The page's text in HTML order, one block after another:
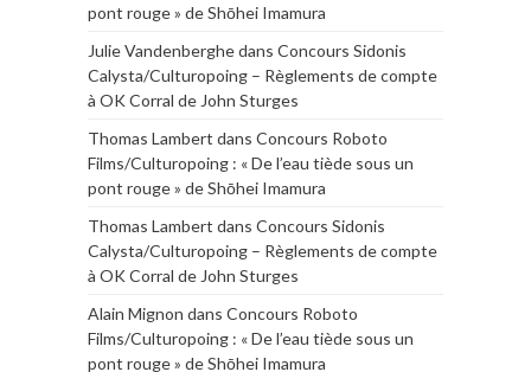
pont rouge » de Shōhei Imamura
Julie Vandenberghedans Concours Sidonis
Calysta/Culturopoing – Règlements de compte
à OK Corral de John Sturges
Thomas Lambert dans Concours Roboto
Films/Culturopoing : « De l’eau tiède sous un
pont rouge » de Shōhei Imamura
Thomas Lambert dans Concours Sidonis
Calysta/Culturopoing – Règlements de compte
à OK Corral de John Sturges
Alain Mignon dans Concours Roboto
Films/Culturopoing : « De l’eau tiède sous un
pont rouge » de Shōhei Imamura